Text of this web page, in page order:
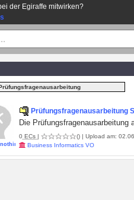
der Egiraffe mitwirken?
Prüfungsfragenausarbeitung
Die Prüfungsfragenausarbeitung
0 ECs | () | Upload am:
Business Informatics VO